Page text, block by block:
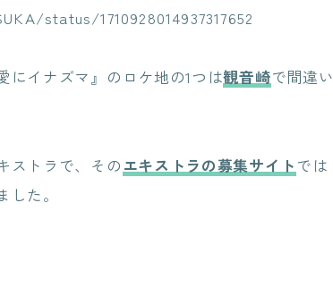
status/1710928014937317652
にイナズマ』のロケ地の1つは観音崎で間違い
ストラで、その エキストラの募集サイト では
た。